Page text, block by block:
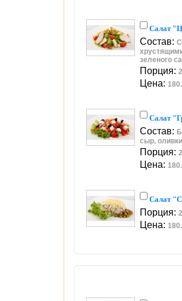
Салат
Состав:
зеленого
Порция:
Цена:
Салат
Состав:
сыр,
Порция:
Цена:
Салат
Порция:
Цена: